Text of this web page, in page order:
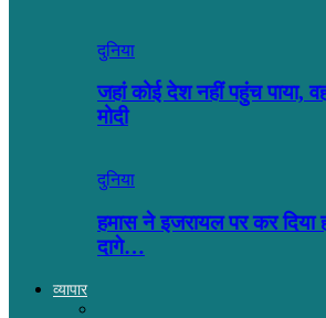
दुनिया
जहां कोई देश नहीं पहुंच पाया,
मोदी
दुनिया
हमास ने इजरायल पर कर दिया
दागे…
व्यापार